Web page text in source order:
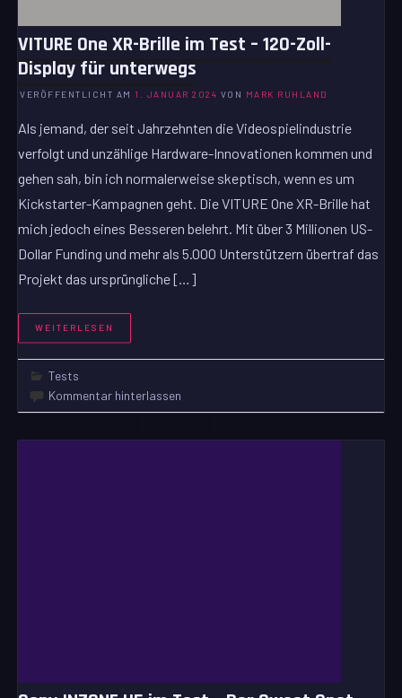
VITURE One XR-Brille im Test – 120-Zoll-
Display für unterwegs
VERÖFFENTLICHT AM 1. JANUAR 2024 VON MARK RUHLAND
Als jemand, der seit Jahrzehnten die Videospielindustrie
verfolgt und unzählige Hardware-Innovationen kommen und
gehen sah, bin ich normalerweise skeptisch, wenn es um
Kickstarter-Kampagnen geht. Die VITURE One XR-Brille hat
mich jedoch eines Besseren belehrt. Mit über 3 Millionen US-
Dollar Funding und mehr als 5.000 Unterstützern übertraf das
Projekt das ursprüngliche […]
WEITERLESEN
Tests
Kommentar hinterlassen